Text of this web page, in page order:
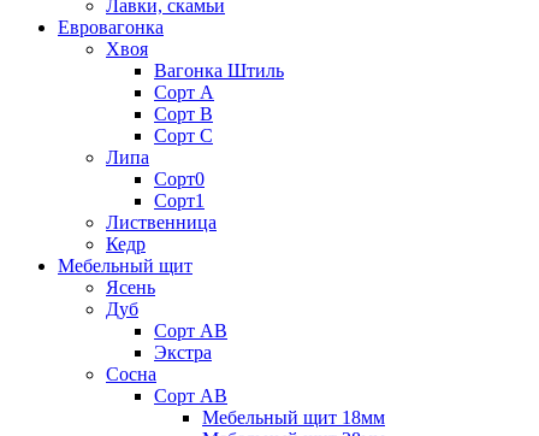
Лавки, скамьи
Евровагонка
Хвоя
Вагонка Штиль
Сорт А
Сорт В
Сорт С
Липа
Сорт0
Сорт1
Лиственница
Кедр
Мебельный щит
Ясень
Дуб
Сорт АВ
Экстра
Сосна
Сорт АВ
Мебельный щит 18мм